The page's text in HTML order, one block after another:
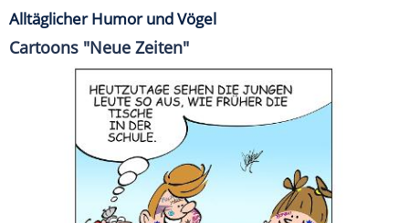
Alltäglicher Humor und Vögel
Cartoons "Neue Zeiten"